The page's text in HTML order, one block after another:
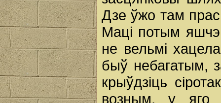
Дзе ўжо там
Маці потым
не вельмі
быў небагатым,
крыўдзіць
возным, у яго